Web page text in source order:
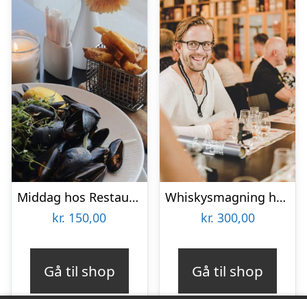
Middag hos Restaurant Couloir
kr. 150,00
Gå til shop
Whiskysmagning hos Braunstein
kr. 300,00
Gå til shop